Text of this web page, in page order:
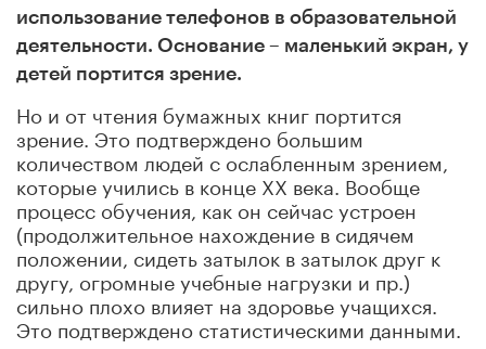
использование телефонов в образовательной
деятельности. Основание – маленький экран, у
детей портится зрение.
Но и от чтения бумажных книг портится
зрение. Это подтверждено большим
количеством людей с ослабленным зрением,
которые учились в конце XX века. Вообще
процесс обучения, как он сейчас устроен
(продолжительное нахождение в сидячем
положении, сидеть затылок в затылок друг к
другу, огромные учебные нагрузки и пр.)
сильно плохо влияет на здоровье учащихся.
Это подтверждено статистическими данными.